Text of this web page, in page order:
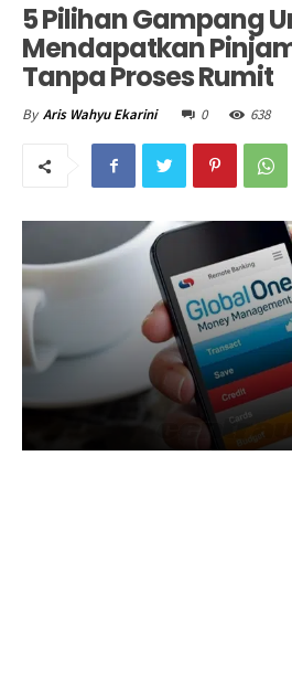
5 Pilihan Gampang
Mendapatkan
Tanpa Proses Rumit
By Aris Wahyu Ekarini 0 638